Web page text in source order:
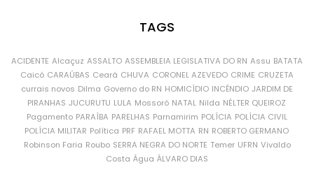
TAGS
ACIDENTE Alcaçuz ASSALTO ASSEMBLEIA LEGISLATIVA DO RN Assu BATATA
Caicó CARAÚBAS Ceará CHUVA CORONEL AZEVEDO CRIME CRUZETA
currais novos Dilma Governo do RN HOMICÍDIO INCÊNDIO JARDIM DE
PIRANHAS JUCURUTU LULA Mossoró NATAL Nilda NÉLTER QUEIROZ
Pagamento PARAÍBA PARELHAS Parnamirim POLÍCIA POLÍCIA CIVIL
POLÍCIA MILITAR Política PRF RAFAEL MOTTA RN ROBERTO GERMANO
Robinson Faria Roubo SERRA NEGRA DO NORTE Temer UFRN Vivaldo
Costa Água ÁLVARO DIAS